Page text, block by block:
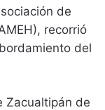
de
recorrió
del
Zacualtipán de